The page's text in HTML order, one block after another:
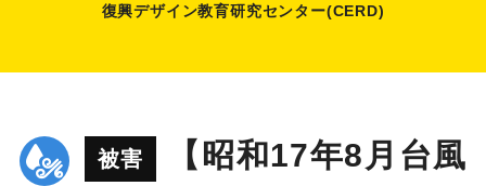
復興デザイン教育研究センター(CERD)
被害
【昭和17年8月台風